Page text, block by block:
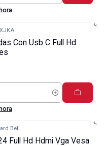
Con Usb C Full Hd
Bell
Full Hd Hdmi Vga Vesa